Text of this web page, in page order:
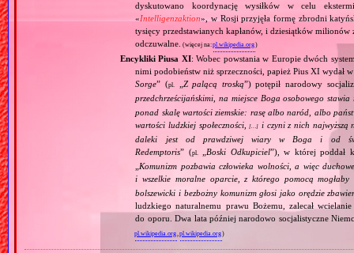
dyskutowano koordynację wysiłków w celu
«Intelligenzaktion», w Rosji przyjęła formę zbrodni
tysięcy przedstawianych kapłanów, i dziesiątków
odczuwalne. (więcej na:pl.wikipedia.org)
Encykliki Piusa XI: Wobec powstania w Europie dwóch
nimi podobieństw niż sprzeczności, papież Pius XI
Sorge” (pl. Z palącą troską”) potępił narodowy
przedchrześcijańskimi, na miejsce Boga osobowego
ponad skalę wartości ziemskie: rasę albo naród, albo
wartości ludzkiej społeczności,[…] i czyni z nich najwyższą
daleki jest od prawdziwej wiary w Boga i od
Redemptoris” (pl. Boski Odkupiciel”), w której poddał
Komunizm pozbawia człowieka wolności, a więc
i wszelkie moralne oparcie, z którego pomocą
bolszewicki i bezbożny komunizm głosi jako orędzie
ludzkiego naturalnemu prawu Bożemu, zalecał
do oporu. Dwa lata później narodowo socjalistyczne
pl.wikipedia.org,pl.wikipedia.org)